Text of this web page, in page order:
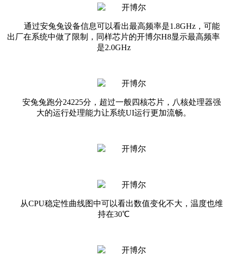
通过安兔兔设备信息可以看出最高频率是1.8GHz，可能
出厂在系统中做了限制，同样芯片的开博尔H8显示最高频率
是2.0GHz
安兔兔跑分24225分，超过一般四核芯片，八核处理器强
大的运行处理能力让系统UI运行更加流畅。
从CPU稳定性曲线图中可以看出数值变化不大，温度也维
持在30℃